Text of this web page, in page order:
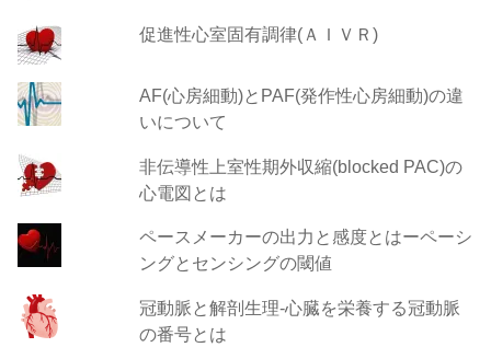
促進性心室固有調律(ＡＩＶＲ)
AF(心房細動)とPAF(発作性心房細動)の違
いについて
非伝導性上室性期外収縮(blocked PAC)の
心電図とは
ペースメーカーの出力と感度とはーペーシ
ングとセンシングの閾値
冠動脈と解剖生理-心臓を栄養する冠動脈
の番号とは